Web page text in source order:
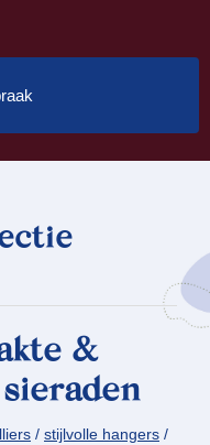
&
/ stijlvolle hangers /